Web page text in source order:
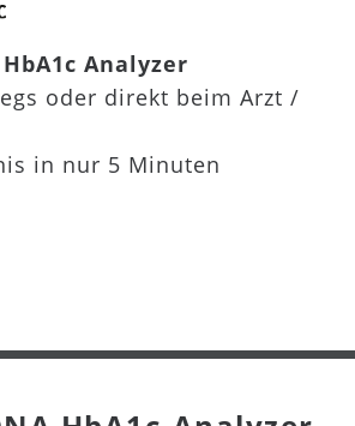
Analyzer
oder direkt beim Arzt /
in nur 5 Minuten